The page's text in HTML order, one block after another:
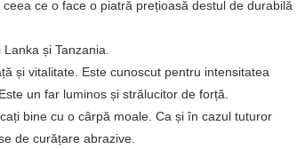
ce o face o piatră prețioasă destul de durabilă
și Tanzania.
și vitalitate. Este cunoscut pentru intensitatea
un far luminos și strălucitor de forță.
bine cu o cârpă moale. Ca și în cazul tuturor
de curățare abrazive.